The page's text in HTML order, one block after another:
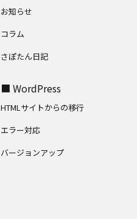
お知らせ
コラム
さぽたん日記
■ WordPress
HTMLサイトからの移行
エラー対応
バージョンアップ